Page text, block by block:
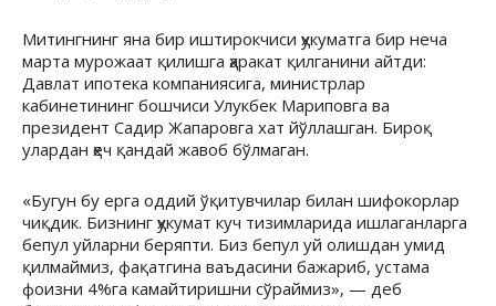
Митингнинг яна бир иштирокчиси ҳукуматга бир неча
марта мурожаат қилишга ҳаракат қилганини айтди:
Давлат ипотека компаниясига, министрлар
кабинетининг бошчиси Улукбек Мариповга ва
президент Садир Жапаровга хат йўллашган. Бироқ
улардан ҳеч қандай жавоб бўлмаган.
«Бугун бу ерга оддий ўқитувчилар билан шифокорлар
чиқдик. Бизнинг ҳукумат куч тизимларида ишлаганларга
бепул уйларни беряпти. Биз бепул уй олишдан умид
қилмаймиз, фақатгина ваъдасини бажариб, устама
фоизни 4%га камайтиришни сўраймиз», — деб